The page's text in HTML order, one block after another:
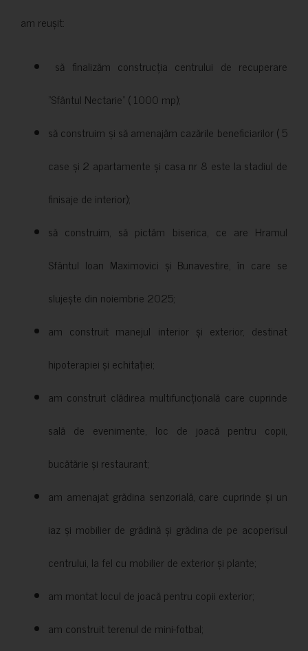
am reușit:
să finalizăm construcția centrului de recuperare
”Sfântul Nectarie” ( 1000 mp);
să construim și să amenajăm cazările beneficiarilor ( 5
case și 2 apartamente și casa nr 8 este la stadiul de
finisaje de interior);
să construim, să pictăm biserica, ce are Hramul
Sfântul Ioan Maximovici și Bunavestire, în care se
slujește din noiembrie 2025;
am construit manejul interior și exterior, destinat
hipoterapiei și echitației;
am construit clădirea multifuncțională care cuprinde
sală de evenimente, loc de joacă pentru copii,
bucătărie și restaurant;
am amenajat grădina senzorială, care cuprinde și un
iaz și mobilier de grădină și grădina de pe acoperisul
centrului, la fel cu mobilier de exterior și plante;
am montat locul de joacă pentru copii exterior;
am construit terenul de mini-fotbal;